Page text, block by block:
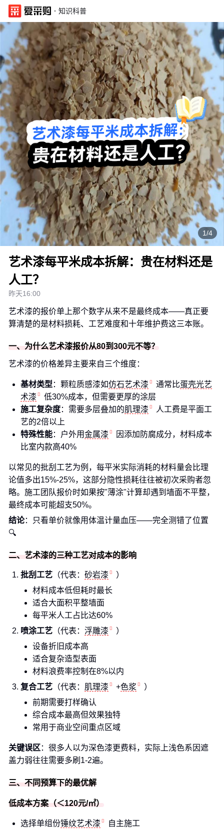
· 知识科普
1/4
艺术漆每平米成本拆解：贵在材料还是
人工？
昨天16:00
艺术漆的报价单上那个数字从来不是最终成本——真正要
算清楚的是材料损耗、工艺难度和十年维护费这三本账。
一、为什么艺术漆报价从80到300元不等？
艺术漆的价格差异主要来自三个维度：
基材类型 ：颗粒质感漆如仿石艺术漆 通常比蛋壳光艺
术漆
低30%成本，但需要更厚的涂层
施工复杂度：需要多层叠加的肌理漆
人工费是平面工
艺的2倍以上
特殊性能：户外用金属漆
因添加防腐成分，材料成本
比室内款高40%
以常见的批刮工艺为例，每平米实际消耗的材料量会比理
论值多出15%-25%，这部分隐性损耗往往被初次采购者忽
略。施工团队报价时如果按"薄涂"计算却遇到墙面不平整，
最终成本可能超支50%。
结论：只看单价就像用体温计量血压——完全测错了位置
🔍
二、艺术漆的三种工艺对成本的影响
批刮工艺 （代表： 砂岩漆
）
材料成本低但耗时最长
适合大面积平整墙面
每平米人工占比达60%
喷涂工艺 （代表： 浮雕漆
）
设备折旧成本高
适合复杂造型表面
材料浪费率控制在8%以内
复合工艺 （代表： 肌理漆 +色浆
）
前期需要打样确认
综合成本最高但效果独特
常用于商业空间重点区域
关键误区 ：很多人以为深色漆更费料，实际上浅色系因遮
盖力弱往往需要多刷1-2遍。
三、不同预算下的最优解
低成本方案（＜120元/㎡）
选择单组份锤纹艺术漆
自主施工